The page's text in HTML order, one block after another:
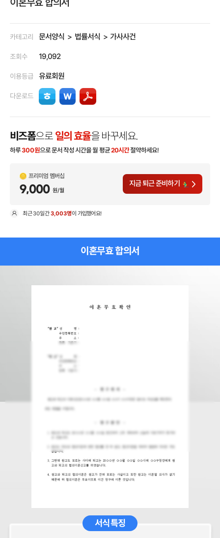
카테고리 문서양식 법률서식 가사사건
조회수 19,092
이용등급 유료회원
다운로드
비즈폼으로 일의 효율을 바꾸세요.
하루300원으로 문서 작성 시간을 월 평균20시간절약하세요!
프리미엄 멤버십
9,000 원/월
지금 퇴근 준비하기
최근30일간3,003명이 가입했어요!
이혼무효 합의서
서식 특징